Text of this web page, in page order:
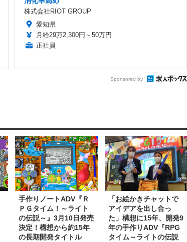
株式会社RIOT GROUP
愛知県
月給29万2,300円～50万円
正社員
Sponsored by
手作りノートADV『Ｒ
ＰＧタイム！～ライト
の伝説～』3月10日発売
決定！構想から約15年
の長期開発タイトル
「お絵かきチャットで
アイデアを出し合っ
た」構想に15年、開発9
年の手作りADV『RPG
タイム～ライトの伝説